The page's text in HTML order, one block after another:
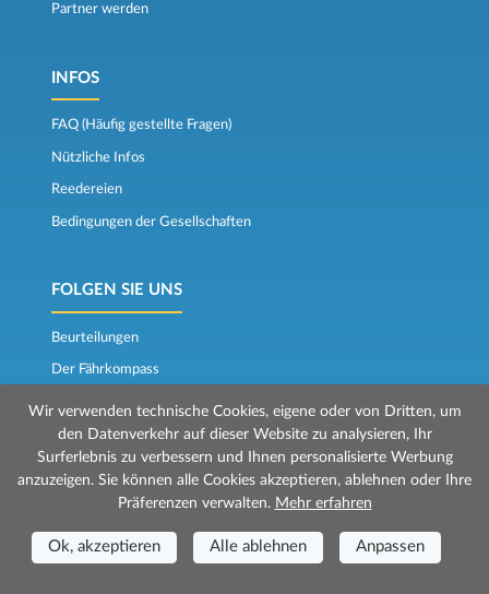
Partner werden
INFOS
FAQ (Häufig gestellte Fragen)
Nützliche Infos
Reedereien
Bedingungen der Gesellschaften
FOLGEN SIE UNS
Beurteilungen
Der Fährkompass
© 2026 Mr Ferry wird von Prenotazioni24 s.r.l. verwaltet
Geschäftssitz: Via Bonistallo, 50b - 50053 Empoli (FI)
Betriebsstätte: Via Casa del Duca, 1 - 57037 Portoferraio (LI)
Wir verwenden technische Cookies, eigene oder von Dritten, um
den Datenverkehr auf dieser Website zu analysieren, Ihr
Surferlebnis zu verbessern und Ihnen personalisierte Werbung
anzuzeigen. Sie können alle Cookies akzeptieren, ablehnen oder Ihre
Präferenzen verwalten. Mehr erfahren
Ok, akzeptieren Alle ablehnen Anpassen